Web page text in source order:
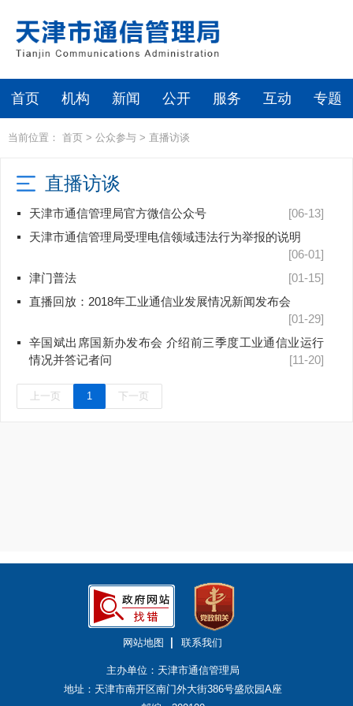
首页 机构 新闻 公开 服务 互动 专题
当前位置： 首页 > 公众参与 > 直播访谈
直播访谈
天津市通信管理局官方微信公众号
[06-13]
天津市通信管理局受理电信领域违法行为举报的说明
[06-01]
津门普法
[01-15]
直播回放：2018年工业通信业发展情况新闻发布会
[01-29]
辛国斌出席国新办发布会 介绍前三季度工业通信业运行
情况并答记者问
[11-20]
上一页 1 下一页
网站地图 联系我们
主办单位：天津市通信管理局
地址：天津市南开区南门外大街386号盛欣园A座